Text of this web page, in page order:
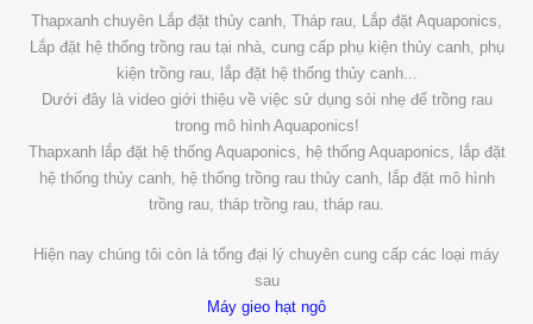
Thapxanh chuyên Lắp đặt thủy canh, Tháp rau, Lắp đặt Aquaponics,
Lắp đặt hệ thống trồng rau tại nhà, cung cấp phụ kiện thủy canh, phụ
kiện trồng rau, lắp đặt hệ thống thủy canh...
Dưới đây là video giới thiệu về việc sử dụng sỏi nhẹ để trồng rau
trong mô hình Aquaponics!
Thapxanh lắp đặt hệ thống Aquaponics, hệ thống Aquaponics, lắp đặt
hệ thống thủy canh, hệ thống trồng rau thủy canh, lắp đặt mô hình
trồng rau, tháp trồng rau, tháp rau.
Hiện nay chúng tôi còn là tổng đại lý chuyên cung cấp các loại máy
sau
Máy gieo hạt ngô